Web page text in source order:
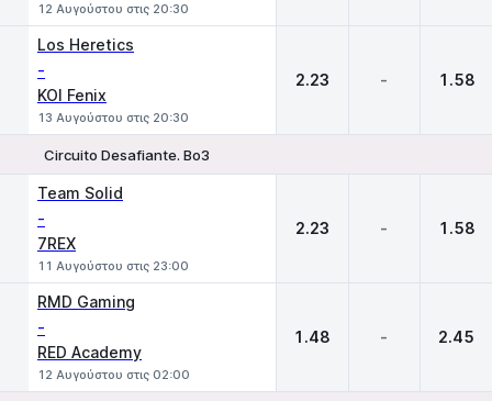
12 Αυγούστου στις 20:30
Los Heretics
-
KOI Fenix
13 Αυγούστου στις 20:30
2.23 - 1.58
Circuito Desafiante. Bo3
Team Solid
-
7REX
11 Αυγούστου στις 23:00
2.23 - 1.58
RMD Gaming
-
RED Academy
12 Αυγούστου στις 02:00
1.48 - 2.45